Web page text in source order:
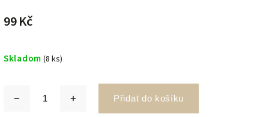
99 Kč
Skladom (8 ks)
Přidat do košíku